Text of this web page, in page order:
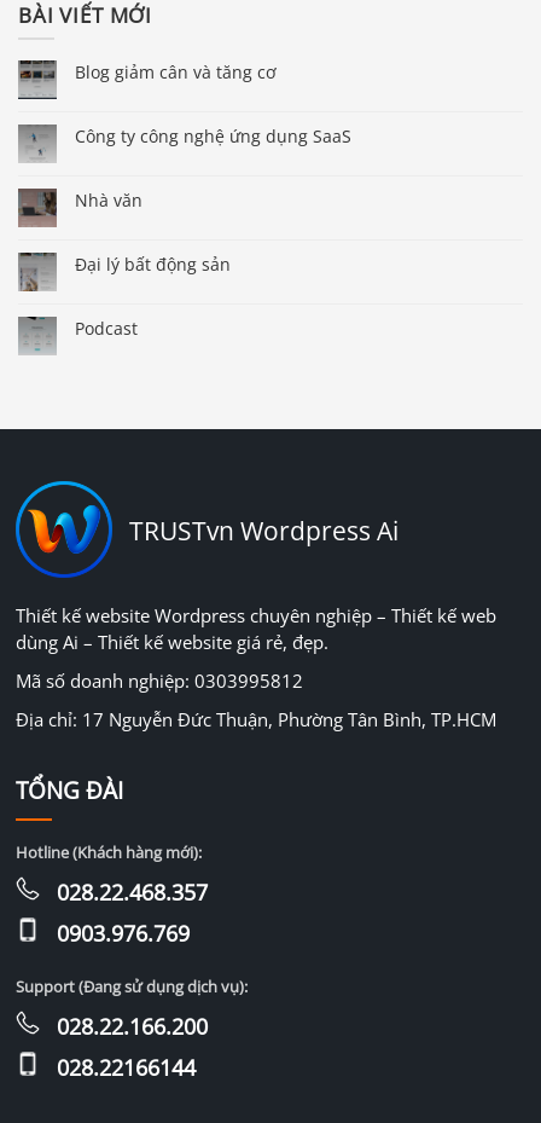
BÀI VIẾT MỚI
Blog giảm cân và tăng cơ
Công ty công nghệ ứng dụng SaaS
Nhà văn
Đại lý bất động sản
Podcast
TRUSTvn Wordpress Ai
Thiết kế website Wordpress chuyên nghiệp – Thiết kế web
dùng Ai – Thiết kế website giá rẻ, đẹp.
Mã số doanh nghiệp: 0303995812
Địa chỉ: 17 Nguyễn Đức Thuận, Phường Tân Bình, TP.HCM
TỔNG ĐÀI
Hotline (Khách hàng mới):
028.22.468.357
0903.976.769
Support (Đang sử dụng dịch vụ):
028.22.166.200
028.22166144